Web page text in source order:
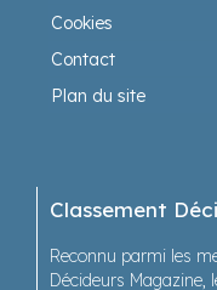
Cookies
Contact
Plan du site
Classement
Reconnu parmi les
Décideurs Magazine,